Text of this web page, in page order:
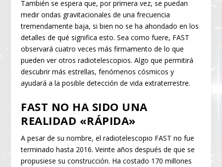
También se espera que, por primera vez, se puedan
medir ondas gravitacionales de una frecuencia
tremendamente baja, si bien no se ha ahondado en los
detalles de qué significa esto. Sea como fuere, FAST
observará cuatro veces más firmamento de lo que
pueden ver otros radiotelescopios. Algo que permitirá
descubrir más estrellas, fenómenos cósmicos y
ayudará a la posible detección de vida extraterrestre.
FAST NO HA SIDO UNA
REALIDAD «RÁPIDA»
A pesar de su nombre, el radiotelescopio FAST no fue
terminado hasta 2016. Veinte años después de que se
propusiese su construcción. Ha costado 170 millones